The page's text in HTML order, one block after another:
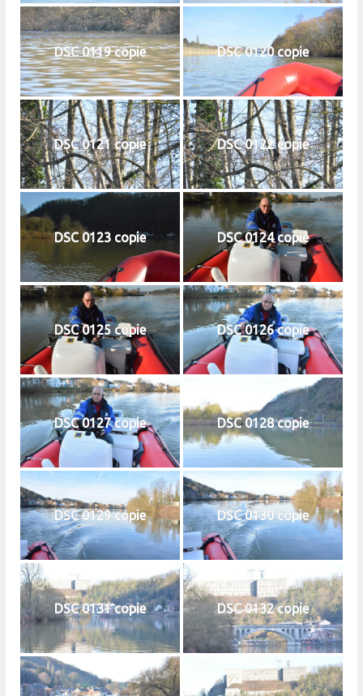
DSC 0119 copie DSC 0120 copie
DSC 0121 copie DSC 0122 copie
DSC 0123 copie DSC 0124 copie
DSC 0125 copie DSC 0126 copie
DSC 0127 copie DSC 0128 copie
DSC 0129 copie DSC 0130 copie
DSC 0131 copie DSC 0132 copie